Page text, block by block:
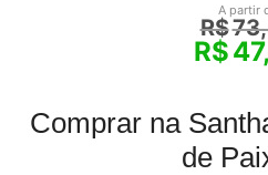
A partir
R$
R$
Comprar na
de